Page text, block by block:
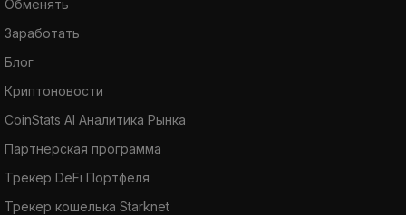
Обменять
Заработать
Блог
Криптоновости
CoinStats AI Аналитика Рынка
Партнерская программа
Трекер DeFi Портфеля
Трекер кошелька Starknet